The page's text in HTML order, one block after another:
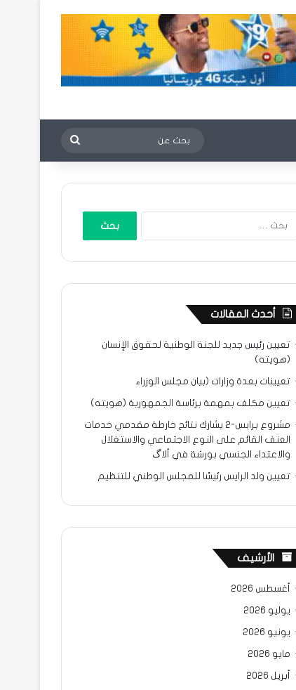
بحث
عن
أحدث المقالات
تعيين رئيس جديد للجنة الوطنية لحقوق الإنسان
(هويته)
تعيينات بعدة وزارات (بيان مجلس الوزراء
تعيين مكلف بمهمة برئاسة الجمهورية (هويته)
مشروع برابس-2 يشارك نتائح خارطة مقدمي خدمات
العنف القائم على النوع الاجتماعي والاستغلال
والاعتداء الجنسي بورشة في ألاگ
تعيين ولد الرايس رئيسًا للمجلس الوطني للتنظيم
الأرشيف
أغسطس 2026
يوليو 2026
يونيو 2026
مايو 2026
أبريل 2026